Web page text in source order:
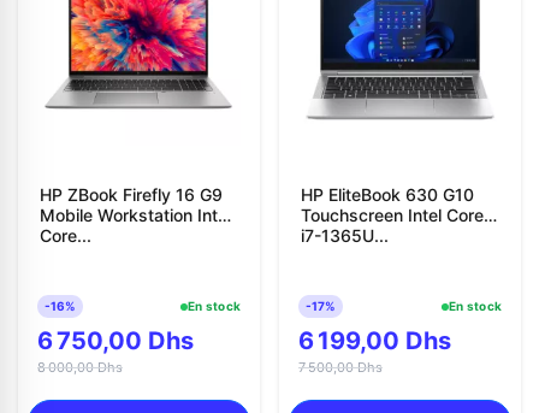
HP ZBook Firefly 16 G9
Mobile Workstation Intel
Core...
-16% En stock
6 750,00 Dhs
8 000,00 Dhs
HP EliteBook 630 G10
Touchscreen Intel Core
i7-1365U...
-17% En stock
6 199,00 Dhs
7 500,00 Dhs